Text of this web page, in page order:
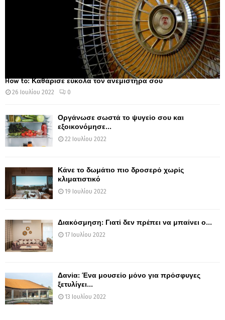
How to: Καθάρισε εύκολα τον ανεμιστήρα σου
26 Ιουλίου 2022 0
Οργάνωσε σωστά το ψυγείο σου και
εξοικονόμησε...
22 Ιουλίου 2022
Κάνε το δωμάτιο πιο δροσερό χωρίς
κλιματιστικό
19 Ιουλίου 2022
Διακόσμηση: Γιατί δεν πρέπει να μπαίνει ο...
17 Ιουλίου 2022
Δανία: Ένα μουσείο μόνο για πρόσφυγες
ξετυλίγει...
13 Ιουλίου 2022